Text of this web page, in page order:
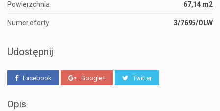
Powierzchnia 67,14 m2
Numer oferty 3/7695/OLW
Udostępnij
Facebook Google+ Twitter
Opis